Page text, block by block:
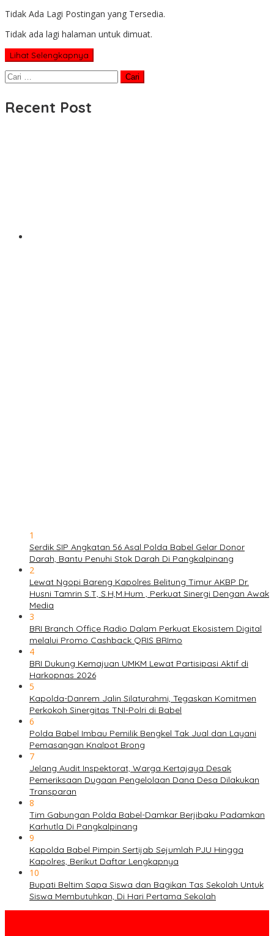
Tidak Ada Lagi Postingan yang Tersedia.
Tidak ada lagi halaman untuk dimuat.
Lihat Selengkapnya
Cari
untuk:
Recent Post
1
Serdik SIP Angkatan 56 Asal Polda Babel Gelar Donor
Darah, Bantu Penuhi Stok Darah Di Pangkalpinang
2
Lewat Ngopi Bareng Kapolres Belitung Timur AKBP Dr.
Husni Tamrin S.T, S.H,M.Hum , Perkuat Sinergi Dengan Awak
Media
3
BRI Branch Office Radio Dalam Perkuat Ekosistem Digital
melalui Promo Cashback QRIS BRImo
4
BRI Dukung Kemajuan UMKM Lewat Partisipasi Aktif di
Harkopnas 2026
5
Kapolda-Danrem Jalin Silaturahmi, Tegaskan Komitmen
Perkokoh Sinergitas TNI-Polri di Babel
6
Polda Babel Imbau Pemilik Bengkel Tak Jual dan Layani
Pemasangan Knalpot Brong
7
Jelang Audit Inspektorat, Warga Kertajaya Desak
Pemeriksaan Dugaan Pengelolaan Dana Desa Dilakukan
Transparan
8
Tim Gabungan Polda Babel-Damkar Berjibaku Padamkan
Karhutla Di Pangkalpinang
9
Kapolda Babel Pimpin Sertijab Sejumlah PJU Hingga
Kapolres, Berikut Daftar Lengkapnya
10
Bupati Beltim Sapa Siswa dan Bagikan Tas Sekolah Untuk
Siswa Membutuhkan, Di Hari Pertama Sekolah